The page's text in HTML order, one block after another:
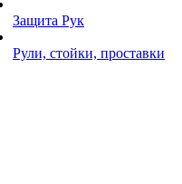
Защита Рук
Рули, стойки, проставки